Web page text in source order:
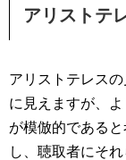
アリストテ
アリストテレス
に見えますが、
が模倣的である
し、聴取者にそ